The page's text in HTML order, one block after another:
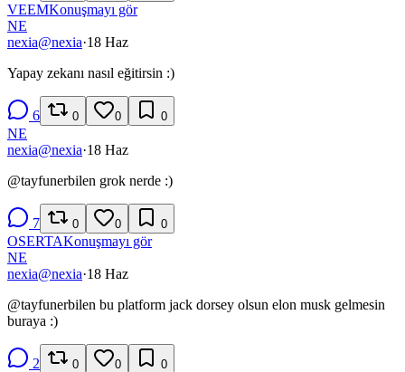
VEEMKonuşmayı gör
NE
nexia@nexia·18 Haz
Yapay zekanı nasıl eğitirsin :)
6 0 0 0
NE
nexia@nexia·18 Haz
@tayfunerbilen grok nerde :)
7 0 0 0
OSERTAKonuşmayı gör
NE
nexia@nexia·18 Haz
@tayfunerbilen bu platform jack dorsey olsun elon musk gelmesin
buraya :)
2 0 0 0